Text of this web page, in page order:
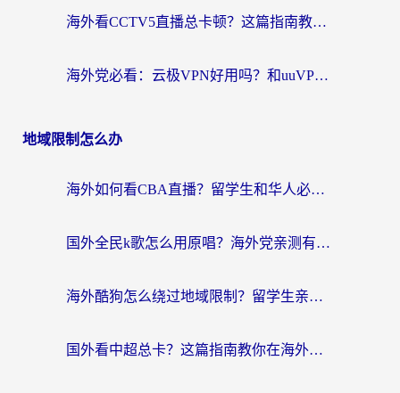
海外看CCTV5直播总卡顿？这篇指南教你选对回国加速器，无缝刷国内资源
海外党必看：云极VPN好用吗？和uuVPN对比哪个回国效果更好？附真实体验+避坑指南
地域限制怎么办
海外如何看CBA直播？留学生和华人必看的无卡顿观赛指南
国外全民k歌怎么用原唱？海外党亲测有效的回国加速解决方案
海外酷狗怎么绕过地域限制？留学生亲测有效的回国加速器选择指南
国外看中超总卡？这篇指南教你在海外流畅看体育赛事+中文解说（附避坑技巧）